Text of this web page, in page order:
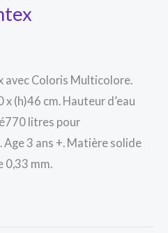
avec Coloris Multicolore.
(h)46 cm. Hauteur d’eau
litres pour
3 ans +. Matière solide
0,33 mm.